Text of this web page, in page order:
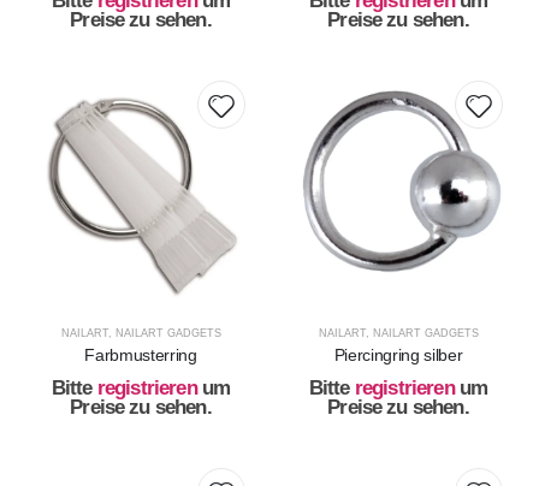
Preise zu sehen.
Preise zu sehen.
NAILART, NAILART GADGETS
Farbmusterring
Bitte registrieren um
Preise zu sehen.
NAILART, NAILART GADGETS
Piercingring silber
Bitte registrieren um
Preise zu sehen.